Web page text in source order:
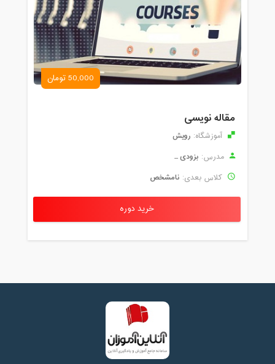
50,000 تومان
مقاله نویسی
آموزشگاه: رویش
مدرس: بزودی ...
کلاس بعدی: نامشخص
خرید دوره